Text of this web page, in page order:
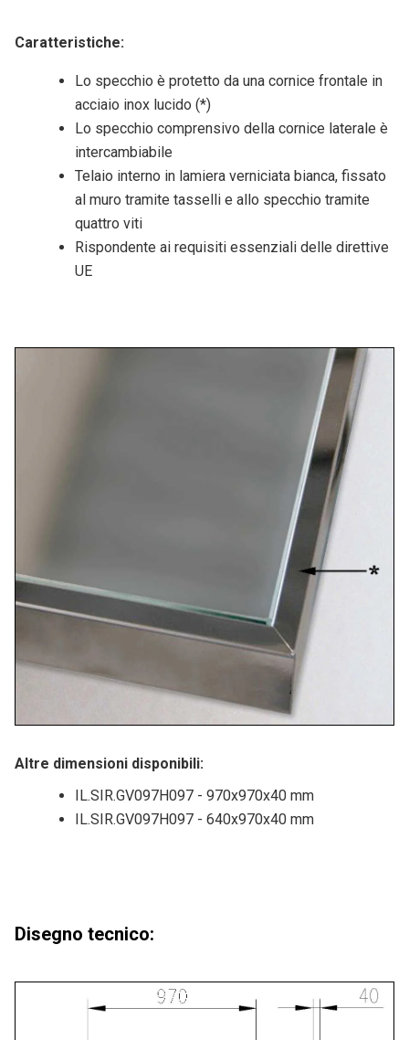
Caratteristiche:
Lo specchio è protetto da una cornice frontale in
acciaio inox lucido (*)
Lo specchio comprensivo della cornice laterale è
intercambiabile
Telaio interno in lamiera verniciata bianca, fissato
al muro tramite tasselli e allo specchio tramite
quattro viti
Rispondente ai requisiti essenziali delle direttive
UE
Altre dimensioni disponibili:
IL.SIR.GV097H097 - 970x970x40 mm
IL.SIR.GV097H097 - 640x970x40 mm
Disegno tecnico: